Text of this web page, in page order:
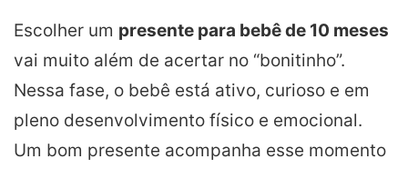
Escolher um presente para bebê de 10 meses
vai muito além de acertar no “bonitinho”.
Nessa fase, o bebê está ativo, curioso e em
pleno desenvolvimento físico e emocional.
Um bom presente acompanha esse momento